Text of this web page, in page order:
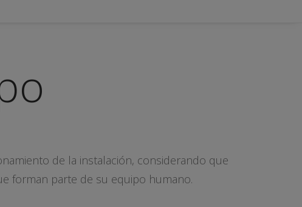
de la instalación, considerando que
forman parte de su equipo humano.